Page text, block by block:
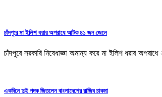
চাঁদপুরে মা ইলিশ ধরার অপরাধে আটক ৪১ জন জেলে
চাঁদপুরে সরকারি নিষেধাজ্ঞা অমান্য করে মা ইলিশ ধরার
একদিনে দুই পদক জিতলেন বাংলাদেশের রাজিব চাকমা